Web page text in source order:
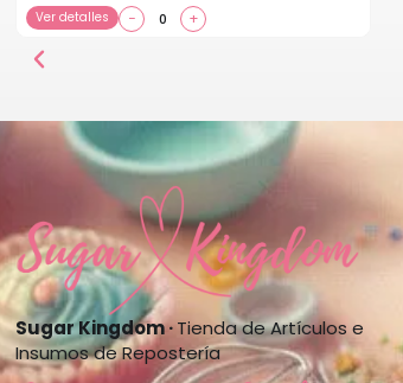
Ver detalles − +
Sugar Kingdom ·Tienda de Artículos e
Insumos de Repostería